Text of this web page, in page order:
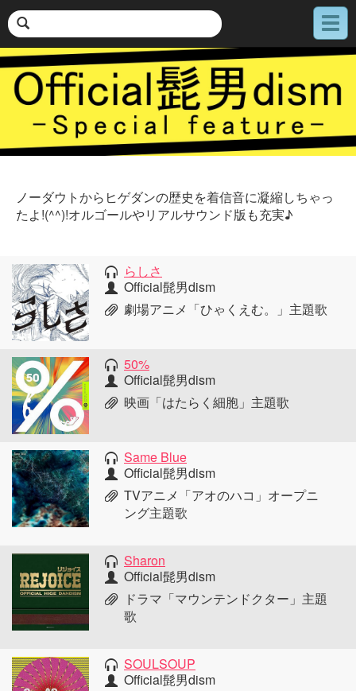
メ
ニ
ュ
ノーダウトからヒゲダンの歴史を着信音に凝縮しちゃっ
たよ!(^^)!オルゴールやリアルサウンド版も充実♪
らしさ
Official髭男dism
劇場アニメ「ひゃくえむ。」主題歌
50%
Official髭男dism
映画「はたらく細胞」主題歌
Same Blue
Official髭男dism
TVアニメ「アオのハコ」オープニ
ング主題歌
Sharon
Official髭男dism
ドラマ「マウンテンドクター」主題
歌
SOULSOUP
Official髭男dism